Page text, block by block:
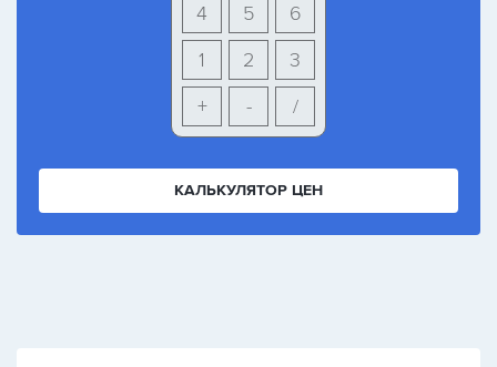
6
5
4
3
2
1
+
- /
КАЛЬКУЛЯТОР ЦЕН